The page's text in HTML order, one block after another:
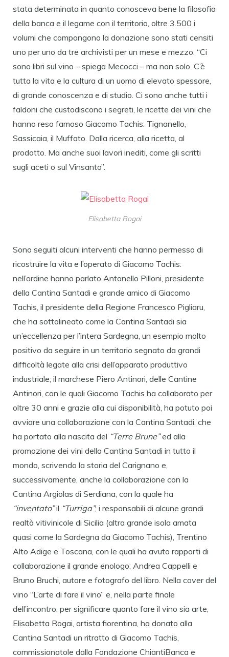
stata determinata in quanto conosceva bene la filosofia
della banca e il legame con il territorio, oltre 3.500 i
volumi che compongono la donazione sono stati censiti
uno per uno da tre archivisti per un mese e mezzo. “Ci
sono libri sul vino – spiega Mecocci – ma non solo. C’è
tutta la vita e la cultura di un uomo di elevato spessore,
di grande conoscenza e di studio. Ci sono anche tutti i
faldoni che custodiscono i segreti, le ricette dei vini che
hanno reso famoso Giacomo Tachis: Tignanello,
Sassicaia, il Muffato. Dalla ricerca, alla ricetta, al
prodotto. Ma anche suoi lavori inediti, come gli scritti
sugli aceti o sul Vinsanto”.
Elisabetta Rogai
Sono seguiti alcuni interventi che hanno permesso di
ricostruire la vita e l’operato di Giacomo Tachis:
nell’ordine hanno parlato Antonello Pilloni, presidente
della Cantina Santadi e grande amico di Giacomo
Tachis, il presidente della Regione Francesco Pigliaru,
che ha sottolineato come la Cantina Santadi sia
un’eccellenza per l’intera Sardegna, un esempio molto
positivo da seguire in un territorio segnato da grandi
difficoltà legate alla crisi dell’apparato produttivo
industriale; il marchese Piero Antinori, delle Cantine
Antinori, con le quali Giacomo Tachis ha collaborato per
oltre 30 anni e grazie alla cui disponibilità, ha potuto poi
avviare una collaborazione con la Cantina Santadi, che
ha portato alla nascita del “Terre Brune”ed alla
promozione dei vini della Cantina Santadi in tutto il
mondo, scrivendo la storia del Carignano e,
successivamente, anche la collaborazione con la
Cantina Argiolas di Serdiana, con la quale ha
“inventato”il “Turriga”; i responsabili di alcune grandi
realtà vitivinicole di Sicilia (altra grande isola amata
quasi come la Sardegna da Giacomo Tachis), Trentino
Alto Adige e Toscana, con le quali ha avuto rapporti di
collaborazione il grande enologo; Andrea Cappelli e
Bruno Bruchi, autore e fotografo del libro. Nella cover del
vino “L’arte di fare il vino” e, nella parte finale
dell’incontro, per significare quanto fare il vino sia arte,
Elisabetta Rogai, artista fiorentina, ha donato alla
Cantina Santadi un ritratto di Giacomo Tachis,
commissionatole dalla Fondazione ChiantiBanca e